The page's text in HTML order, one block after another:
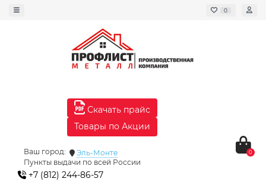
0
Скачать прайс
Товары по Акции
Ваш город:
Эль-Монте
Пункты выдачи по всей России
+7 (812) 244-86-57
0